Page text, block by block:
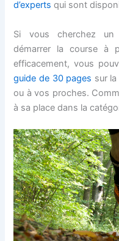
d’experts qui sont
Si vous cherchez un
démarrer la course à
efficacement, vous
guide de 30 pages sur
ou à vos proches.
à sa place dans la